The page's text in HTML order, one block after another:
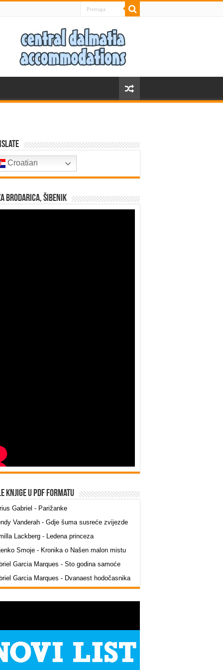
Croatian
Brodarica, Šibenik
knjige u PDF formatu
Gabriel - Parižanke
Vanderah - Gdje šuma susreće zvijezde
Lackberg - Ledena princeza
Smoje - Kronika o Našen malon mistu
Garcia Marques - Sto godina samoće
Garcia Marques - Dvanaest hodočasnika